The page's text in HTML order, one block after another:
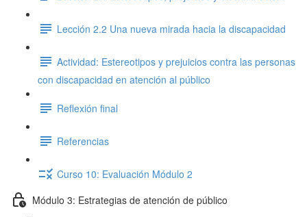
Lección 2.2 Una nueva mirada hacia la discapacidad
Actividad: Estereotipos y prejuicios contra las personas
con discapacidad en atención al público
Reflexión final
Referencias
Curso 10: Evaluación Módulo 2
Módulo 3: Estrategias de atención de público